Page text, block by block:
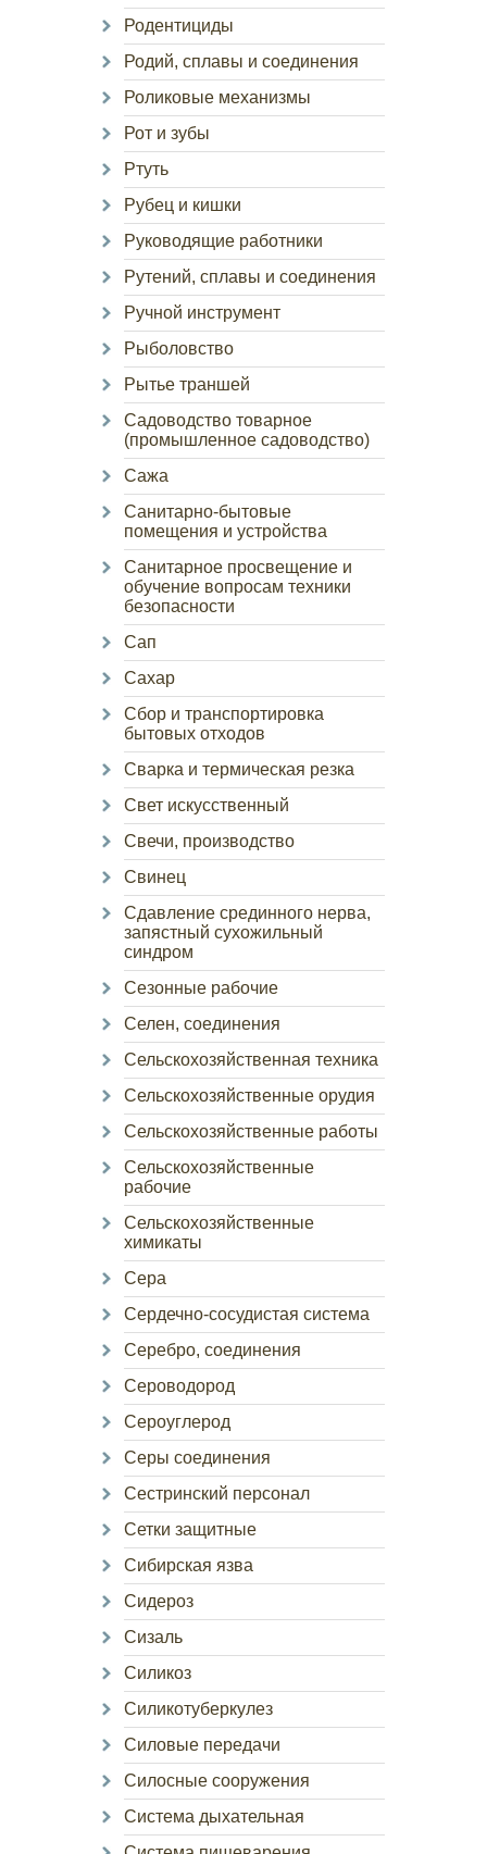
Родентициды
Родий, сплавы и соединения
Роликовые механизмы
Рот и зубы
Ртуть
Рубец и кишки
Руководящие работники
Рутений, сплавы и соединения
Ручной инструмент
Рыболовство
Рытье траншей
Садоводство товарное
(промышленное садоводство)
Сажа
Санитарно-бытовые
помещения и устройства
Санитарное просвещение и
обучение вопросам техники
безопасности
Сап
Сахар
Сбор и транспортировка
бытовых отходов
Сварка и термическая резка
Свет искусственный
Свечи, производство
Свинец
Сдавление срединного нерва,
запястный сухожильный
синдром
Сезонные рабочие
Селен, соединения
Сельскохозяйственная техника
Сельскохозяйственные орудия
Сельскохозяйственные работы
Сельскохозяйственные
рабочие
Сельскохозяйственные
химикаты
Сера
Сердечно-сосудистая система
Серебро, соединения
Сероводород
Сероуглерод
Серы соединения
Сестринский персонал
Сетки защитные
Сибирская язва
Сидероз
Сизаль
Силикоз
Силикотуберкулез
Силовые передачи
Силосные сооружения
Система дыхательная